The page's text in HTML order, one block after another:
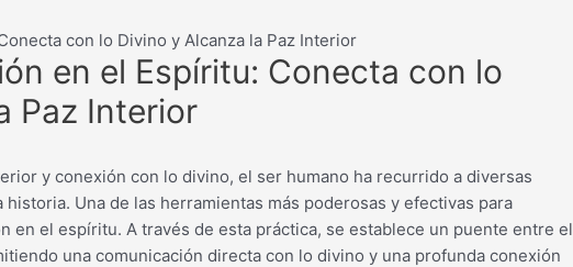
con lo Divino y Alcanza la Paz Interior
en el Espíritu: Conecta con lo
Paz Interior
y conexión con lo divino, el ser humano ha recurrido a diversas
Una de las herramientas más poderosas y efectivas para
en el espíritu. A través de esta práctica, se establece un puente entre el
una comunicación directa con lo divino y una profunda conexión